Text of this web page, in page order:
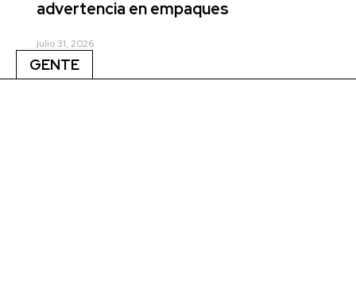
advertencia en empaques
julio 31, 2026
GENTE